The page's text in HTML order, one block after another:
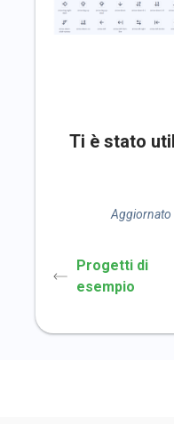
Ti è stato
Aggiornato
Progetti di
esempio